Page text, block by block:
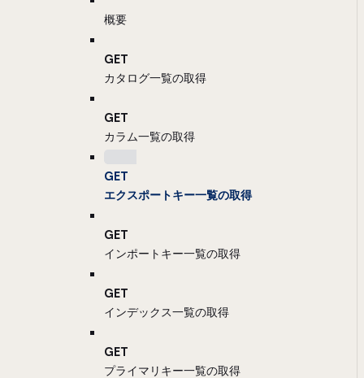
概要
GET
カタログ一覧の取得
GET
カラム一覧の取得
GET
エクスポートキー一覧の取得
GET
インポートキー一覧の取得
GET
インデックス一覧の取得
GET
プライマリキー一覧の取得